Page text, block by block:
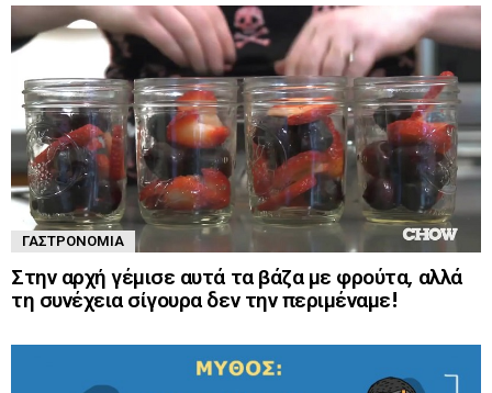
ΓΑΣΤΡΟΝΟΜΊΑ
Στην αρχή γέμισε αυτά τα βάζα με φρούτα, αλλά
τη συνέχεια σίγουρα δεν την περιμέναμε!